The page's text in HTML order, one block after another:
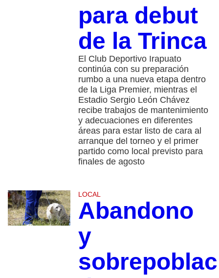
para debut
de la Trinca
El Club Deportivo Irapuato
continúa con su preparación
rumbo a una nueva etapa dentro
de la Liga Premier, mientras el
Estadio Sergio León Chávez
recibe trabajos de mantenimiento
y adecuaciones en diferentes
áreas para estar listo de cara al
arranque del torneo y el primer
partido como local previsto para
finales de agosto
LOCAL
Abandono
y